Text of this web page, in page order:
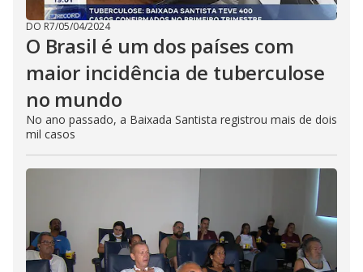
DO R7/05/04/2024
O Brasil é um dos países com
maior incidência de tuberculose
no mundo
No ano passado, a Baixada Santista registrou mais de dois
mil casos